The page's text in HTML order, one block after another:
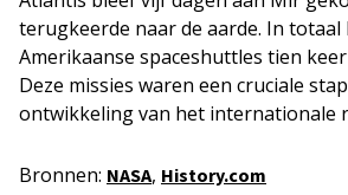
terugkeerde naar de aarde. In totaal
Amerikaanse spaceshuttles tien
Deze missies waren een cruciale
ontwikkeling van het internationale
Bronnen: NASA, History.com